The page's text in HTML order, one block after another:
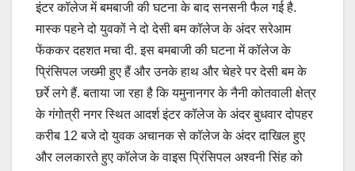
इंटर कॉलेज में बमबाजी की घटना के बाद सनसनी फैल गई है.
मास्क पहने दो युवकों ने दो देसी बम कॉलेज के अंदर सरेआम
फेंककर दहशत मचा दी. इस बमबाजी की घटना में कॉलेज के
प्रिंसिपल जख्मी हुए हैं और उनके हाथ और चेहरे पर देसी बम के
छर्रे लगे हैं. बताया जा रहा है कि यमुनानगर के नैनी कोतवाली क्षेत्र
के गंगोत्री नगर स्थित आदर्श इंटर कॉलेज के अंदर बुधवार दोपहर
करीब 12 बजे दो युवक अचानक से कॉलेज के अंदर दाखिल हुए
और ललकारते हुए कॉलेज के वाइस प्रिंसिपल अश्वनी सिंह को